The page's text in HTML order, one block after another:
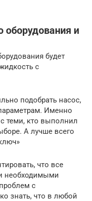
оборудования и
будет
с
подобрать насос,
Именно
теми, кто выполнил
А лучше всего
что все
необходимыми
с
знать, что в любой